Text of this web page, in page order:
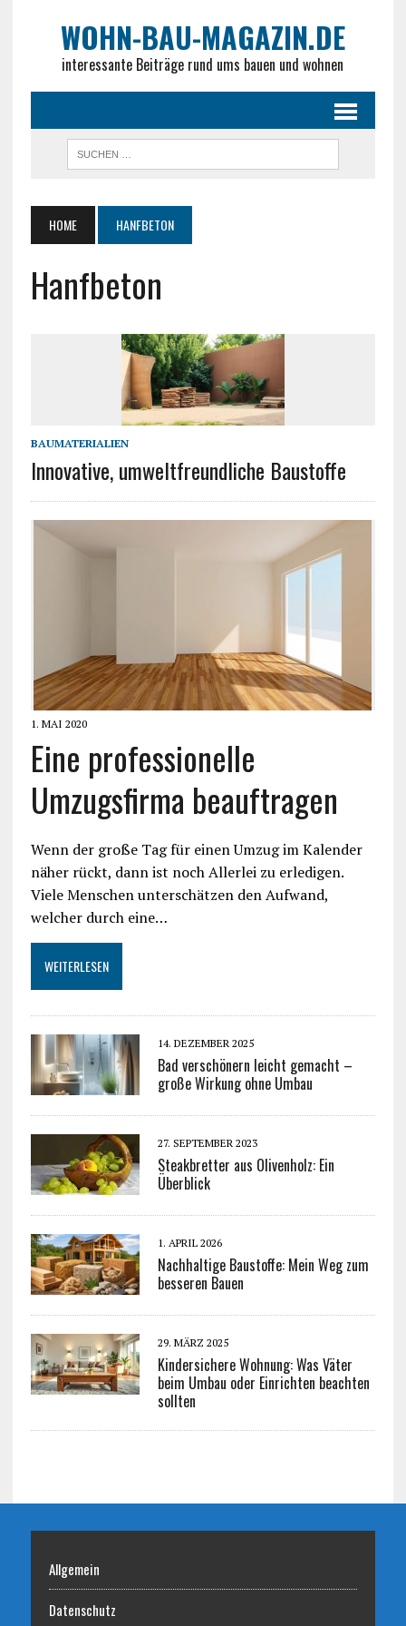
WOHN-BAU-MAGAZIN.DE
interessante Beiträge rund ums bauen und wohnen
HOME HANFBETON
Hanfbeton
BAUMATERIALIEN
Innovative, umweltfreundliche Baustoffe
1. MAI 2020
Eine professionelle
Umzugsfirma beauftragen
Wenn der große Tag für einen Umzug im Kalender
näher rückt, dann ist noch Allerlei zu erledigen.
Viele Menschen unterschätzen den Aufwand,
welcher durch eine…
WEITERLESEN
14. DEZEMBER 2025
Bad verschönern leicht gemacht –
große Wirkung ohne Umbau
27. SEPTEMBER 2023
Steakbretter aus Olivenholz: Ein
Überblick
1. APRIL 2026
Nachhaltige Baustoffe: Mein Weg zum
besseren Bauen
29. MÄRZ 2025
Kindersichere Wohnung: Was Väter
beim Umbau oder Einrichten beachten
sollten
Allgemein
Datenschutz